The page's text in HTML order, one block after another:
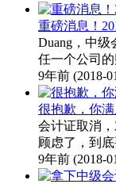
重磅消息！
Duang，中
任一个公司
9年前 (2018-
很抱歉，你
会计证取消
顾虑了，到
9年前 (2018-